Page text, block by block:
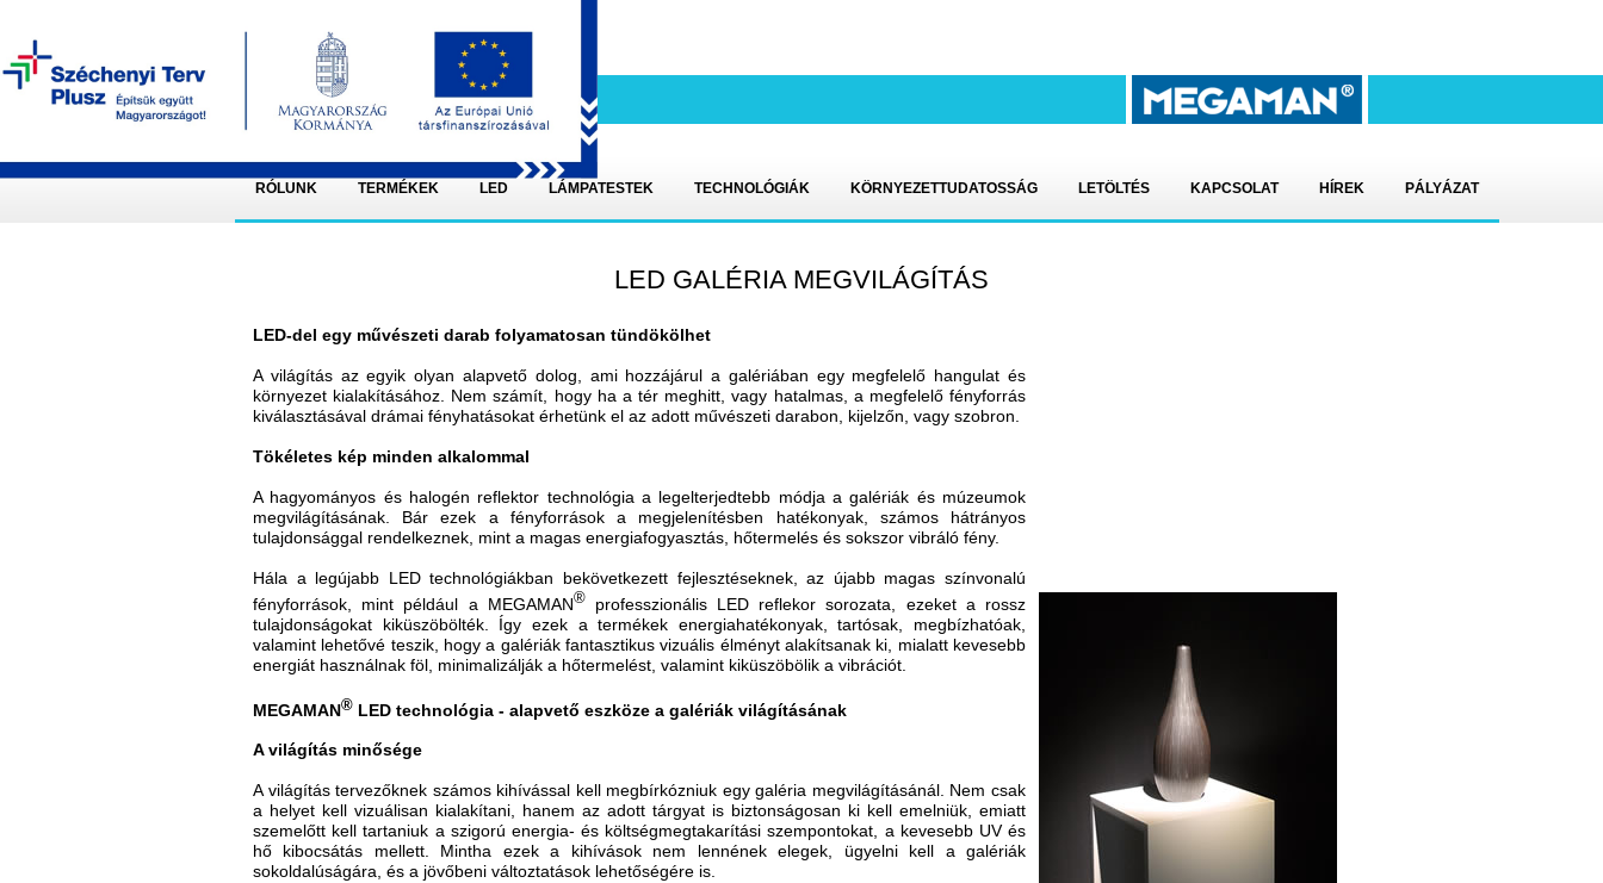
RÓLUNK TERMÉKEK LED LÁMPATESTEK TECHNOLÓGIÁK KÖRNYEZETTUDATOSSÁG LETÖLTÉS KAPCSOLAT HÍREK PÁLYÁZAT
LED GALÉRIA MEGVILÁGÍTÁS
LED-del egy művészeti darab folyamatosan tündökölhet
A világítás az egyik olyan alapvető dolog, ami hozzájárul a galériában egy megfelelő hangulat és
környezet kialakításához. Nem számít, hogy ha a tér meghitt, vagy hatalmas, a megfelelő fényforrás
kiválasztásával drámai fényhatásokat érhetünk el az adott művészeti darabon, kijelzőn, vagy szobron.
Tökéletes kép minden alkalommal
A hagyományos és halogén reflektor technológia a legelterjedtebb módja a galériák és múzeumok
megvilágításának. Bár ezek a fényforrások a megjelenítésben hatékonyak, számos hátrányos
tulajdonsággal rendelkeznek, mint a magas energiafogyasztás, hőtermelés és sokszor vibráló fény.
Hála a legújabb LED technológiákban bekövetkezett fejlesztéseknek, az újabb magas színvonalú
fényforrások, mint például a MEGAMAN®professzionális LED reflekor sorozata, ezeket a rossz
tulajdonságokat kiküszöbölték. Így ezek a termékek energiahatékonyak, tartósak, megbízhatóak,
valamint lehetővé teszik, hogy a galériák fantasztikus vizuális élményt alakítsanak ki, mialatt kevesebb
energiát használnak föl, minimalizálják a hőtermelést, valamint kiküszöbölik a vibrációt.
MEGAMAN® LED technológia - alapvető eszköze a galériák világításának
A világítás minősége
A világítás tervezőknek számos kihívással kell megbírkózniuk egy galéria megvilágításánál. Nem csak
a helyet kell vizuálisan kialakítani, hanem az adott tárgyat is biztonságosan ki kell emelniük, emiatt
szemelőtt kell tartaniuk a szigorú energia- és költségmegtakarítási szempontokat, a kevesebb UV és
hő kibocsátás mellett. Mintha ezek a kihívások nem lennének elegek, ügyelni kell a galériák
sokoldalúságára, és a jövőbeni változtatások lehetőségére is.